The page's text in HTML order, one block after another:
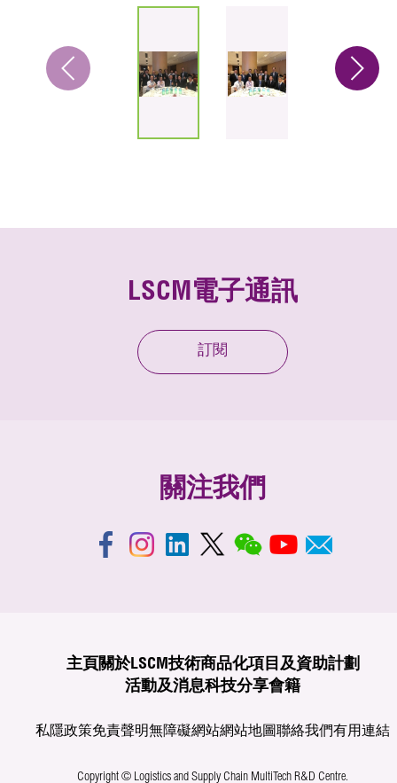
LSCM電子通訊
訂閱
關注我們
主頁 關於LSCM技術商品化項目及資助計劃
活動及消息科技分享會籍
私隱政策免責聲明無障礙網站網站地圖聯絡我們有用連結
Copyright © Logistics and Supply Chain MultiTech R&D Centre.